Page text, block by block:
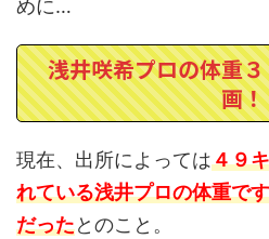
めに…
浅井咲希プロの体重
画！
現在、出所によっては４９
れている浅井プロの体重で
だったとのこと。